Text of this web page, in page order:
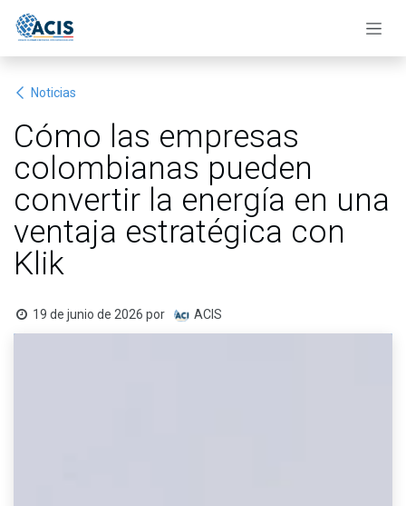
Noticias
Cómo las empresas
colombianas pueden
convertir la energía en una
ventaja estratégica con
Klik
19 de junio de 2026 por ACIS